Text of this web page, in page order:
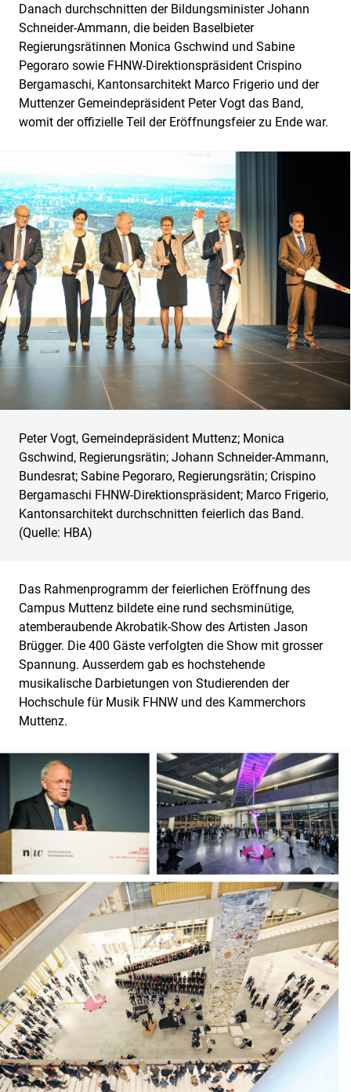
Danach durchschnitten der Bildungsminister Johann
Schneider-Ammann, die beiden Baselbieter
Regierungsrätinnen Monica Gschwind und Sabine
Pegoraro sowie FHNW-Direktionspräsident Crispino
Bergamaschi, Kantonsarchitekt Marco Frigerio und der
Muttenzer Gemeindepräsident Peter Vogt das Band,
womit der offizielle Teil der Eröffnungsfeier zu Ende war.
Peter Vogt, Gemeindepräsident Muttenz; Monica
Gschwind, Regierungsrätin; Johann Schneider-Ammann,
Bundesrat; Sabine Pegoraro, Regierungsrätin; Crispino
Bergamaschi FHNW-Direktionspräsident; Marco Frigerio,
Kantonsarchitekt durchschnitten feierlich das Band.
(Quelle: HBA)
Das Rahmenprogramm der feierlichen Eröffnung des
Campus Muttenz bildete eine rund sechsminütige,
atemberaubende Akrobatik-Show des Artisten Jason
Brügger. Die 400 Gäste verfolgten die Show mit grosser
Spannung. Ausserdem gab es hochstehende
musikalische Darbietungen von Studierenden der
Hochschule für Musik FHNW und des Kammerchors
Muttenz.